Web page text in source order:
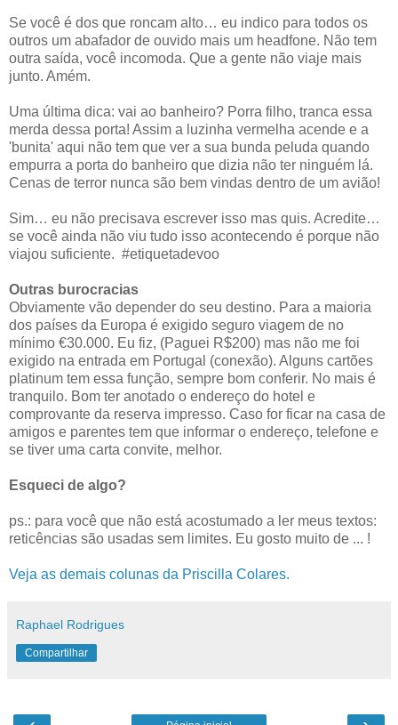
Se você é dos que roncam alto… eu indico para todos os
outros um abafador de ouvido mais um headfone. Não tem
outra saída, você incomoda. Que a gente não viaje mais
junto. Amém.
Uma última dica: vai ao banheiro? Porra filho, tranca essa
merda dessa porta! Assim a luzinha vermelha acende e a
'bunita' aqui não tem que ver a sua bunda peluda quando
empurra a porta do banheiro que dizia não ter ninguém lá.
Cenas de terror nunca são bem vindas dentro de um avião!
Sim… eu não precisava escrever isso mas quis. Acredite…
se você ainda não viu tudo isso acontecendo é porque não
viajou suficiente. #etiquetadevoo
Outras burocracias
Obviamente vão depender do seu destino. Para a maioria
dos países da Europa é exigido seguro viagem de no
mínimo €30.000. Eu fiz, (Paguei R$200) mas não me foi
exigido na entrada em Portugal (conexão). Alguns cartões
platinum tem essa função, sempre bom conferir. No mais é
tranquilo. Bom ter anotado o endereço do hotel e
comprovante da reserva impresso. Caso for ficar na casa de
amigos e parentes tem que informar o endereço, telefone e
se tiver uma carta convite, melhor.
Esqueci de algo?
ps.: para você que não está acostumado a ler meus textos:
reticências são usadas sem limites. Eu gosto muito de ... !
Veja as demais colunas da Priscilla Colares.
Raphael Rodrigues
Compartilhar